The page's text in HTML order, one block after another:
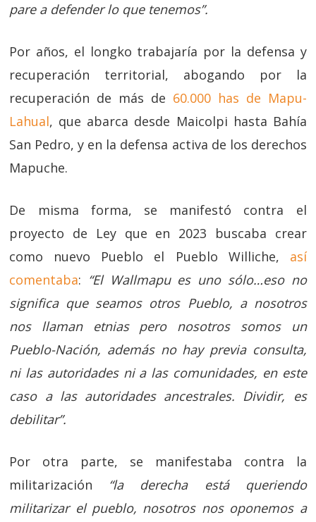
pare a defender lo que tenemos”.
Por años, el longko trabajaría por la defensa y
recuperación territorial, abogando por la
recuperación de más de 60.000 has de Mapu-
Lahual, que abarca desde Maicolpi hasta Bahía
San Pedro, y en la defensa activa de los derechos
Mapuche.
De misma forma, se manifestó contra el
proyecto de Ley que en 2023 buscaba crear
como nuevo Pueblo el Pueblo Williche, así
comentaba: “El Wallmapu es uno sólo…eso no
significa que seamos otros Pueblo, a nosotros
nos llaman etnias pero nosotros somos un
Pueblo-Nación, además no hay previa consulta,
ni las autoridades ni a las comunidades, en este
caso a las autoridades ancestrales. Dividir, es
debilitar”.
Por otra parte, se manifestaba contra la
militarización “la derecha está queriendo
militarizar el pueblo, nosotros nos oponemos a